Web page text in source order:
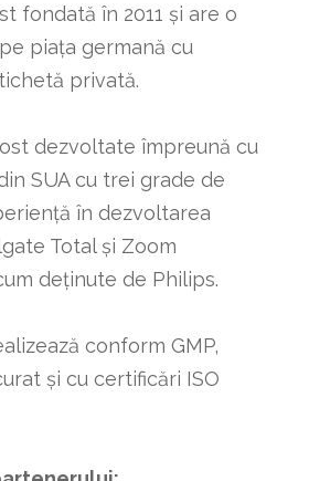
fondată în 2011 și are o
piața germană cu
privată.
dezvoltate împreună cu
SUA cu trei grade de
în dezvoltarea
Total și Zoom
deținute de Philips.
conform GMP,
și cu certificări ISO